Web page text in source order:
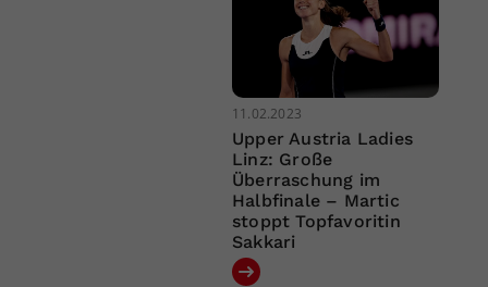
11.02.2023
Upper Austria Ladies
Linz: Große
Überraschung im
Halbfinale – Martic
stoppt Topfavoritin
Sakkari